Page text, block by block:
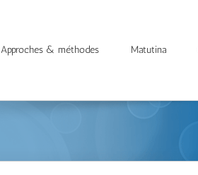
Approches & méthodes Matutina